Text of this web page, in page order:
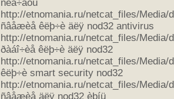
ñêà÷àòü
http://etnomania.ru/netcat_files/Media/
ñâåæèå êëþ÷è äëÿ nod32 antivirus
http://etnomania.ru/netcat_files/Media/
ðàáî÷èå êëþ÷è äëÿ nod32
http://etnomania.ru/netcat_files/Media/
êëþ÷è smart security nod32
http://etnomania.ru/netcat_files/Media/
ñâåæèå äëÿ nod32 èþíü